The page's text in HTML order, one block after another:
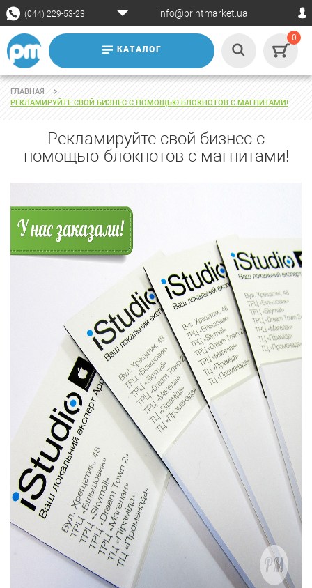
(044) 229-53-23 info@printmarket.ua
КАТАЛОГ
0
ГЛАВНАЯ
РЕКЛАМИРУЙТЕ СВОЙ БИЗНЕС С ПОМОЩЬЮ БЛОКНОТОВ С МАГНИТАМИ!
Рекламируйте свой бизнес с
помощью блокнотов с магнитами!